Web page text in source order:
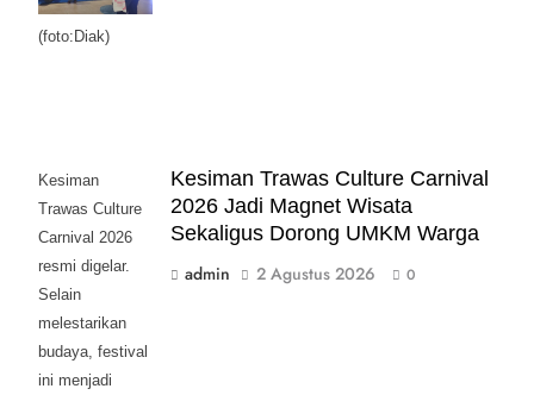
Klasik.
(foto:Diak)
Kesiman
Trawas Culture
Carnival 2026
resmi digelar.
Selain
melestarikan
budaya, festival
ini menjadi
Kesiman Trawas Culture Carnival
2026 Jadi Magnet Wisata
Sekaligus Dorong UMKM Warga
admin
2 Agustus 2026 0